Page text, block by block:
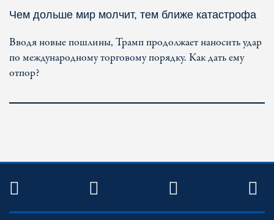
Чем дольше мир молчит, тем ближе катастрофа
Вводя новые пошлины, Трамп продолжает наносить удар
по международному торговому порядку. Как дать ему
отпор?
TWITTER FACEBOOKYOUTUBE